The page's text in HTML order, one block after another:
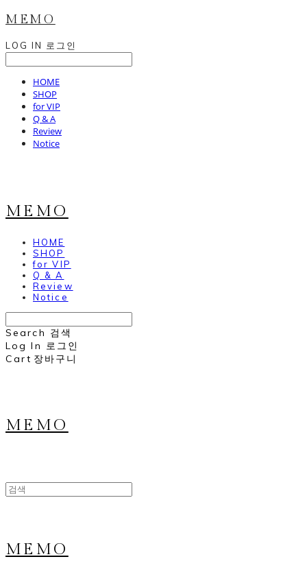
MEMO
LOG IN 로그인
HOME
SHOP
for VIP
Q & A
Review
Notice
MEMO
HOME
SHOP
for VIP
Q & A
Review
Notice
Search 검색
Log In 로그인
Cart 장바구니
MEMO
MEMO